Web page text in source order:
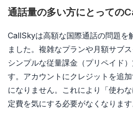
通話量の多い方にとっての
CallSkyは高額な国際通話の問題を
ました。複雑なプランや月額サブス
シンプルな従量課金（プリペイド
す。アカウントにクレジットを追
になりません。これにより「使わ
定費を気にする必要がなくなります